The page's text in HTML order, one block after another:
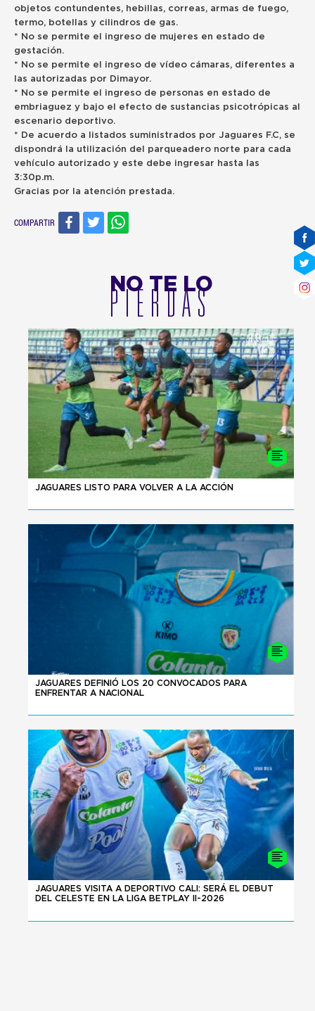
objetos contundentes, hebillas, correas, armas de fuego,
termo, botellas y cilindros de gas.
* No se permite el ingreso de mujeres en estado de
gestación.
* No se permite el ingreso de vídeo cámaras, diferentes a
las autorizadas por Dimayor.
* No se permite el ingreso de personas en estado de
embriaguez y bajo el efecto de sustancias psicotrópicas al
escenario deportivo.
* De acuerdo a listados suministrados por Jaguares F.C, se
dispondrá la utilización del parqueadero norte para cada
vehículo autorizado y este debe ingresar hasta las
3:30p.m.
Gracias por la atención prestada.
COMPARTIR
NO TE LO
PIERDAS
04 - 08 - 2026
JAGUARES LISTO PARA VOLVER A LA ACCIÓN
JAGUARES DEFINIÓ LOS 20 CONVOCADOS PARA
ENFRENTAR A NACIONAL
24 - 07 - 2026
JAGUARES VISITA A DEPORTIVO CALI: SERÁ EL DEBUT
DEL CELESTE EN LA LIGA BETPLAY II-2026